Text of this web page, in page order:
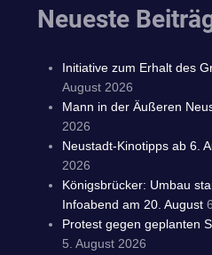
Neueste
Initiative zum Erhalt des
August 2026
Mann in der Äußeren
2026
Neustadt-Kinotipps ab 6.
2026
Königsbrücker: Umbau
Infoabend am 20. August
Protest gegen geplanten
5. August 2026